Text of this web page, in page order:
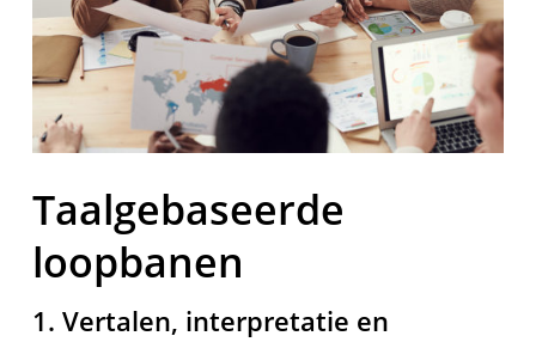
Taalgebaseerde
loopbanen
1. Vertalen, interpretatie en